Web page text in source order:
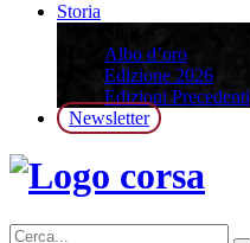
Storia
Albo d’oro
Edizione 2026
Edizioni Precedenti
Newsletter